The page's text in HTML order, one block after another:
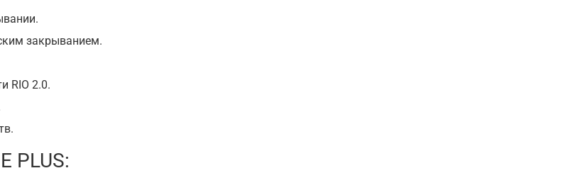
закрыванием.
RIO 2.0.
PLUS: